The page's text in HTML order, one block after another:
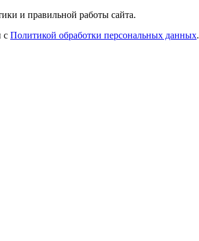
и правильной работы сайта.
с Политикой обработки персональных данных.